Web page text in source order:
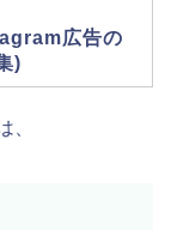
広告の
)
、